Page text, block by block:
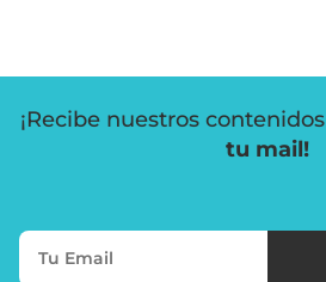
¡Recibe nuestros contenidos
tu mail!